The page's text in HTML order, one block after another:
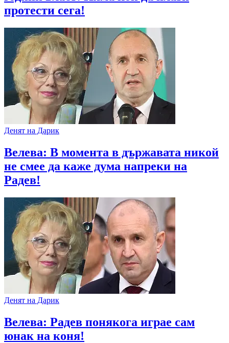
протести сега!
Денят на Дарик
Велева: В момента в държавата никой
не смее да каже дума напреки на
Радев!
Денят на Дарик
Велева: Радев понякога играе сам
юнак на коня!